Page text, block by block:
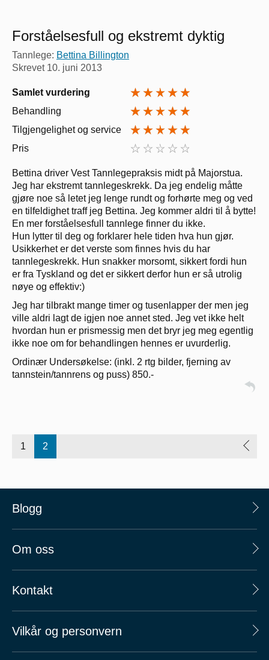
Forståelsesfull og ekstremt dyktig
Tannlege: Bettina Billington
Skrevet 10. juni 2013
Samlet vurdering
Behandling
Tilgjengelighet og service
Pris
Bettina driver Vest Tannlegepraksis midt på Majorstua.
Jeg har ekstremt tannlegeskrekk. Da jeg endelig måtte
gjøre noe så letet jeg lenge rundt og forhørte meg og ved
en tilfeldighet traff jeg Bettina. Jeg kommer aldri til å bytte!
En mer forståelsesfull tannlege finner du ikke.
Hun lytter til deg og forklarer hele tiden hva hun gjør.
Usikkerhet er det verste som finnes hvis du har
tannlegeskrekk. Hun snakker morsomt, sikkert fordi hun
er fra Tyskland og det er sikkert derfor hun er så utrolig
nøye og effektiv:)
Jeg har tilbrakt mange timer og tusenlapper der men jeg
ville aldri lagt de igjen noe annet sted. Jeg vet ikke helt
hvordan hun er prismessig men det bryr jeg meg egentlig
ikke noe om for behandlingen hennes er uvurderlig.
Ordinær Undersøkelse: (inkl. 2 rtg bilder, fjerning av
tannstein/tannrens og puss) 850.-
1 2
Blogg
Om oss
Kontakt
Vilkår og personvern